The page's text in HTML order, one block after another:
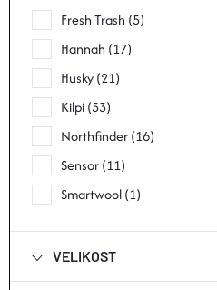
Fresh Trash 5
Hannah 17
Husky 21
Kilpi 53
Northfinder 16
Sensor 11
Smartwool 1
VELIKOST